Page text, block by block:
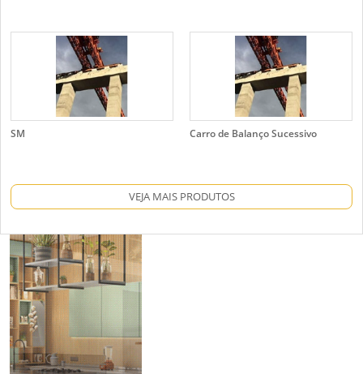
SM Carro de Balanço Sucessivo
VEJA MAIS PRODUTOS